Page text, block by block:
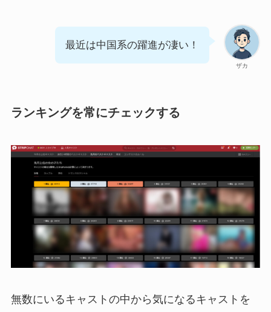
ザカ
最近は中国系の躍進が凄い！
ランキングを常にチェックする
無数にいるキャストの中から気になるキャストを